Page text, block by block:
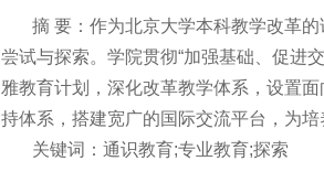
摘 要：作为北京大学本科教学改革
尝试与探索。学院贯彻“加强基础、促进
雅教育计划，深化改革教学体系，设置
持体系，搭建宽广的国际交流平台，为
关键词：通识教育;专业教育;探索